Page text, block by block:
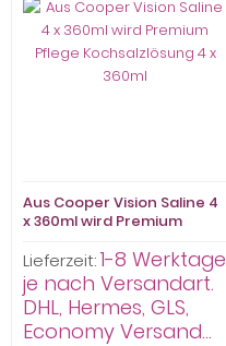
Aus Cooper Vision Saline 4
x 360ml wird Premium
360ml
Lieferzeit:1-8 Werktage
je nach Versandart.
DHL, Hermes, GLS,
Economy Versand...